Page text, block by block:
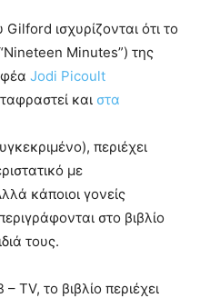
ισχυρίζονται ότι το
Minutes”) της
Jodi Picoult
και στα
περιέχει
με
κάποιοι γονείς
στο βιβλίο
τους.
TV, το βιβλίο περιέχει